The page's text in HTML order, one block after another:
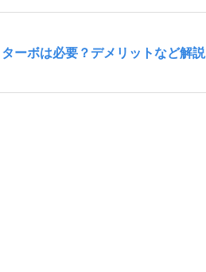
ーボは必要？デメリットなど解説